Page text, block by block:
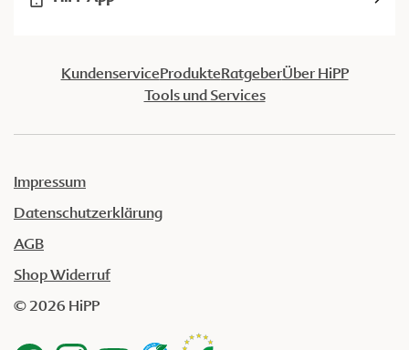
KundenserviceProdukteRatgeberÜber HiPP
Tools und Services
Impressum
Datenschutzerklärung
AGB
Shop Widerruf
© 2026 HiPP